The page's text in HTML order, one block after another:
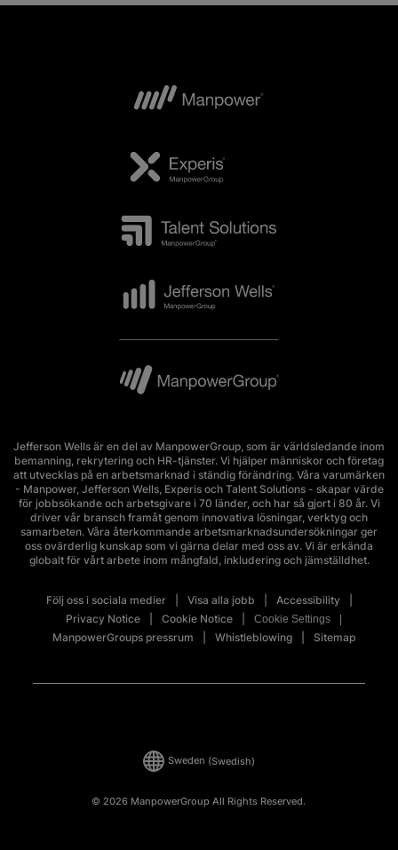
Jefferson Wells är en del av ManpowerGroup, som är världsledande inom
bemanning, rekrytering och HR-tjänster. Vi hjälper människor och företag
att utvecklas på en arbetsmarknad i ständig förändring. Våra varumärken
- Manpower, Jefferson Wells, Experis och Talent Solutions - skapar värde
för jobbsökande och arbetsgivare i 70 länder, och har så gjort i 80 år. Vi
driver vår bransch framåt genom innovativa lösningar, verktyg och
samarbeten. Våra återkommande arbetsmarknadsundersökningar ger
oss ovärderlig kunskap som vi gärna delar med oss av. Vi är erkända
globalt för vårt arbete inom mångfald, inkludering och jämställdhet.
Följ oss i sociala medier Visa alla jobb
Accessibility
Privacy Notice
Cookie Notice Cookie Settings
ManpowerGroups pressrum Whistleblowing Sitemap
© 2026 ManpowerGroup All Rights Reserved.
Sweden (Swedish)